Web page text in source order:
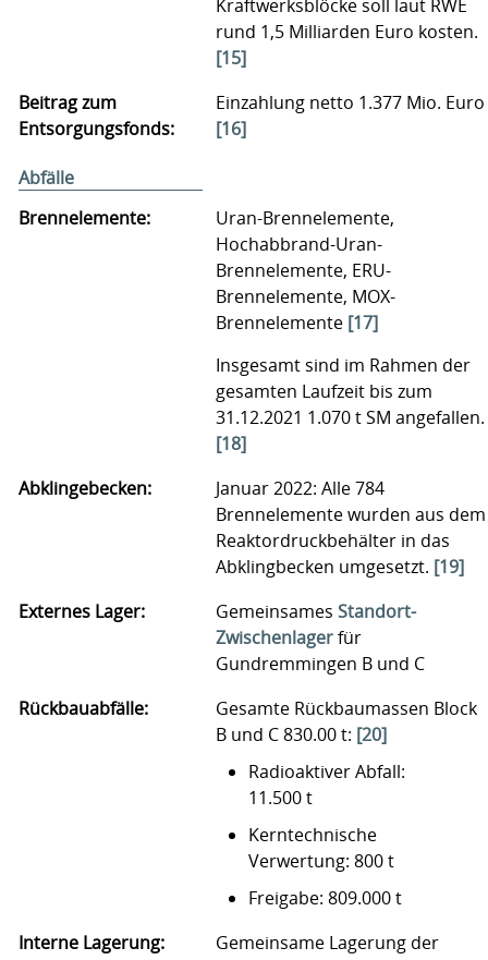
Kraftwerksblöcke soll laut RWE
rund 1,5 Milliarden Euro kosten.
[15]
Beitrag zum
Entsorgungsfonds:
Einzahlung netto 1.377 Mio. Euro
[16]
Abfälle
Brennelemente:
Uran-Brennelemente,
Hochabbrand-Uran-
Brennelemente, ERU-
Brennelemente, MOX-
Brennelemente [17]
Insgesamt sind im Rahmen der
gesamten Laufzeit bis zum
31.12.2021 1.070 t SM angefallen.
[18]
Abklingebecken:
Januar 2022: Alle 784
Brennelemente wurden aus dem
Reaktordruckbehälter in das
Abklingbecken umgesetzt. [19]
Externes Lager:
Gemeinsames Standort-
Zwischenlagerfür
Gundremmingen B und C
Rückbauabfälle:
Gesamte Rückbaumassen Block
B und C 830.00 t: [20]
Radioaktiver Abfall:
11.500 t
Kerntechnische
Verwertung: 800 t
Freigabe: 809.000 t
Interne Lagerung:
Gemeinsame Lagerung der